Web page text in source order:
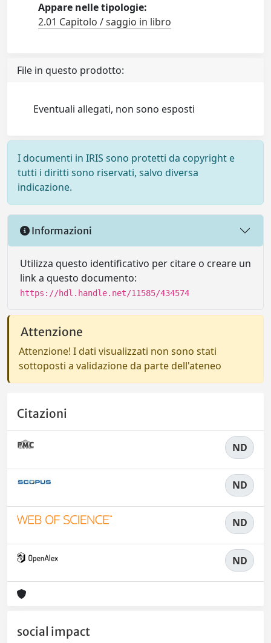
Appare nelle tipologie:
2.01 Capitolo / saggio in libro
File in questo prodotto:
Eventuali allegati, non sono esposti
I documenti in IRIS sono protetti da copyright e
tutti i diritti sono riservati, salvo diversa
indicazione.
Informazioni
Utilizza questo identificativo per citare o creare un
link a questo documento:
https://hdl.handle.net/11585/434574
Attenzione
Attenzione! I dati visualizzati non sono stati
sottoposti a validazione da parte dell'ateneo
Citazioni
ND
ND
ND
ND
social impact